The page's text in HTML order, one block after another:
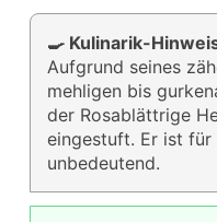
🍳 Kulinarik-
Aufgrund seines
mehligen bis
der Rosablättrige
eingestuft. Er ist für
unbedeutend.